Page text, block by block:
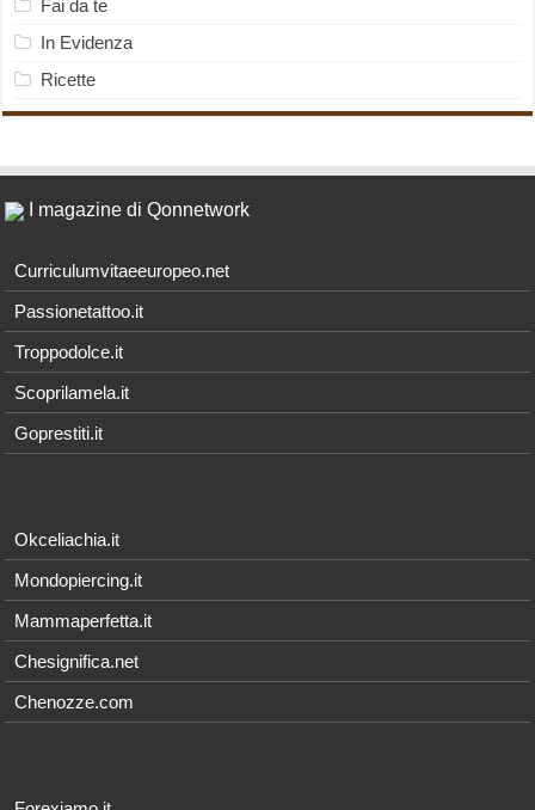
Fai da te
In Evidenza
Ricette
I magazine di Qonnetwork
Curriculumvitaeeuropeo.net
Passionetattoo.it
Troppodolce.it
Scoprilamela.it
Goprestiti.it
Okceliachia.it
Mondopiercing.it
Mammaperfetta.it
Chesignifica.net
Chenozze.com